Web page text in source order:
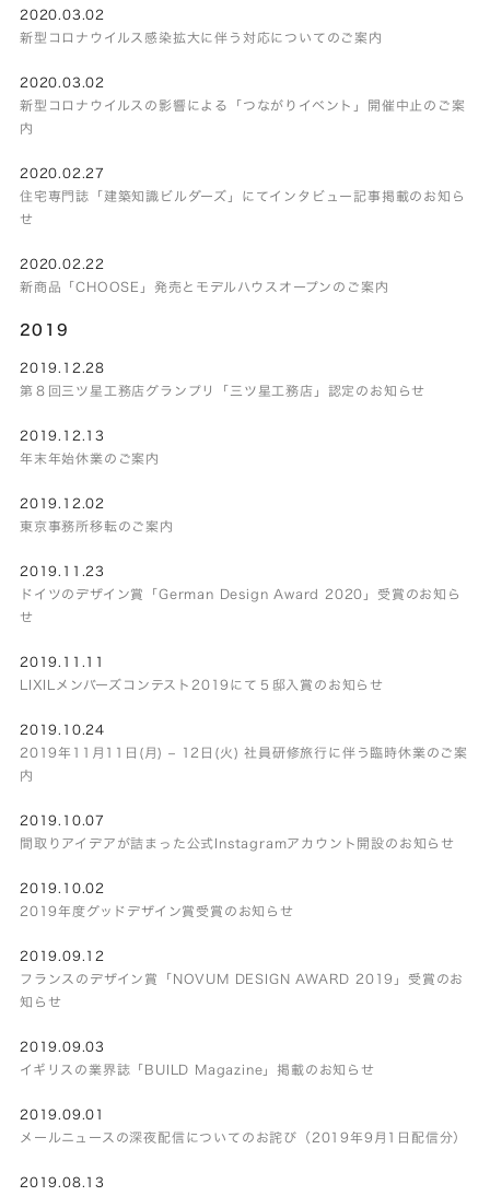
2020.03.02
新型コロナウイルス感染拡大に伴う対応についてのご案内
2020.03.02
新型コロナウイルスの影響による「つながりイベント」開催中止のご案
内
2020.02.27
住宅専門誌「建築知識ビルダーズ」にてインタビュー記事掲載のお知ら
せ
2020.02.22
新商品「CHOOSE」発売とモデルハウスオープンのご案内
2019
2019.12.28
第８回三ツ星工務店グランプリ「三ツ星工務店」認定のお知らせ
2019.12.13
年末年始休業のご案内
2019.12.02
東京事務所移転のご案内
2019.11.23
ドイツのデザイン賞「German Design Award 2020」受賞のお知ら
せ
2019.11.11
LIXILメンバーズコンテスト2019にて５邸入賞のお知らせ
2019.10.24
2019年11月11日(月) – 12日(火) 社員研修旅行に伴う臨時休業のご案
内
2019.10.07
間取りアイデアが詰まった公式Instagramアカウント開設のお知らせ
2019.10.02
2019年度グッドデザイン賞受賞のお知らせ
2019.09.12
フランスのデザイン賞「NOVUM DESIGN AWARD 2019」受賞のお
知らせ
2019.09.03
イギリスの業界誌「BUILD Magazine」掲載のお知らせ
2019.09.01
メールニュースの深夜配信についてのお詫び（2019年9月1日配信分）
2019.08.13